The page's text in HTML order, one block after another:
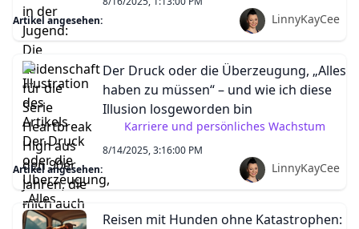
Artikel angesehen:
LinnyKayCee
Der Druck oder die Überzeugung, „Alles
haben zu müssen“ – und wie ich diese
Illusion losgeworden bin
Karriere und persönliches Wachstum
8/14/2025, 3:16:00 PM
Artikel angesehen:
LinnyKayCee
Reisen mit Hunden ohne Katastrophen: